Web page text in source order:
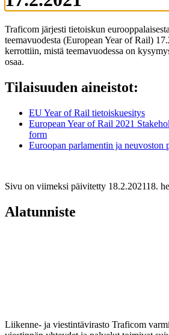
Traficom järjesti tietoiskun
teemavuodesta (European Year of Rail)
kerrottiin, mistä teemavuodessa on
osaa.
Tilaisuuden aineistot:
EU Year of Rail tietoiskuesitys
European Year of Rail 2021
form
Euroopan parlamentin ja neuvoston
Sivu on viimeksi päivitetty 18.2.202118.
Alatunniste
Liikenne- ja viestintävirasto Traficom